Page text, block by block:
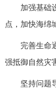
加强基础
点，加快海绵
完善生命
强抵御自然灾
坚持问题